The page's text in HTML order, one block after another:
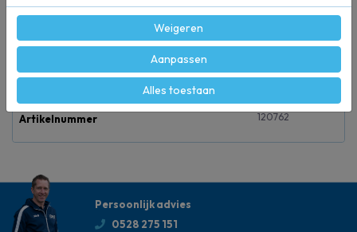
zwabberhoezen verzamelen het stof tussen de fijn getwijnde vezels.
Specificaties
Artikelnummer 120762
Persoonlijk advies
0528 275 151
Weigeren
Aanpassen
Alles toestaan